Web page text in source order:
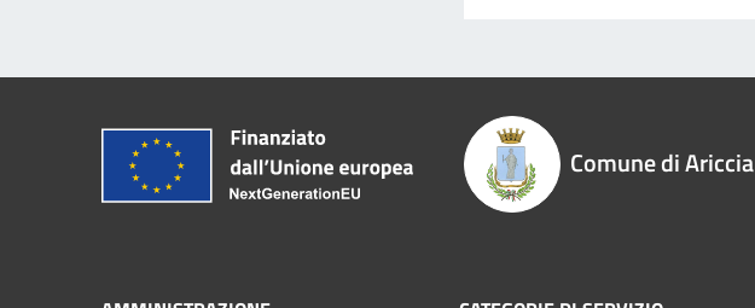
Comune di Ariccia